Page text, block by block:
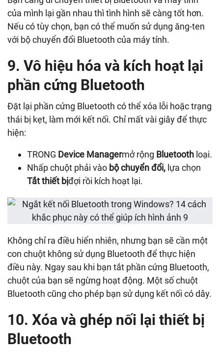
của mình lại gần nhau thì tình hình sẽ càng tốt hơn.
Nếu có tùy chọn, bạn có thể muốn sử dụng ăng-ten
với bộ chuyển đổi Bluetooth của máy tính.
9. Vô hiệu hóa và kích hoạt lại
phần cứng Bluetooth
Đặt lại phần cứng Bluetooth có thể xóa lỗi hoặc trạng
thái bị kẹt, làm mới kết nối. Chỉ mất vài giây để thực
hiện:
TRONG Device Managermở rộng Bluetooth loại.
Nhấp chuột phải vào bộ chuyển đổi, lựa chọn
Tắt thiết bịđợi rồi kích hoạt lại.
Không chỉ ra điều hiển nhiên, nhưng bạn sẽ cần một
con chuột không sử dụng Bluetooth để thực hiện
điều này. Ngay sau khi bạn tắt phần cứng Bluetooth,
chuột của bạn sẽ ngừng hoạt động. Một số chuột
Bluetooth cũng cho phép bạn sử dụng kết nối có dây.
10. Xóa và ghép nối lại thiết bị
Bluetooth